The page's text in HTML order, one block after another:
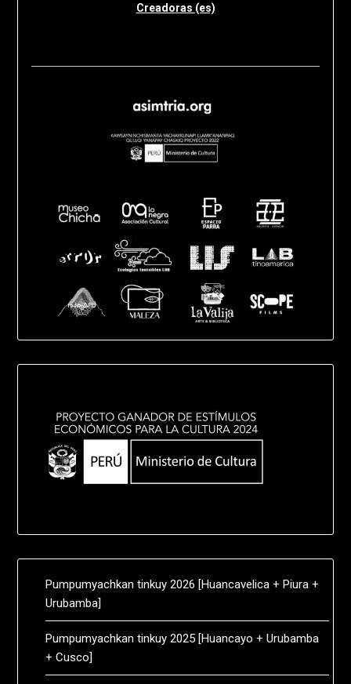
Creadoras (es)
Pumpumyachkan tinkuy 2026 [Huancavelica + Piura +
Urubamba]
Pumpumyachkan tinkuy 2025 [Huancayo + Urubamba
+ Cusco]